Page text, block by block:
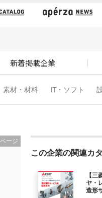
新着掲載企業
素材・材料 IT・ソフト
ページ
この企業の関連カ
【
ヤ・
造形